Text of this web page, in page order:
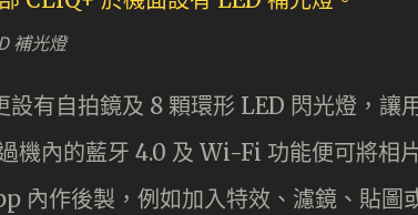
補光燈
有自拍鏡及 8 顆環形 LED 閃光燈，讓
機內的藍牙 4.0 及 Wi-Fi 功能便可將相
作後製，例如加入特效、濾鏡、貼圖